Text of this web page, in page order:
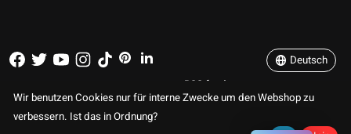
RSS feed
Deutsch
Wir benutzen Cookies nur für interne Zwecke um den Webshop zu
verbessern. Ist das in Ordnung?